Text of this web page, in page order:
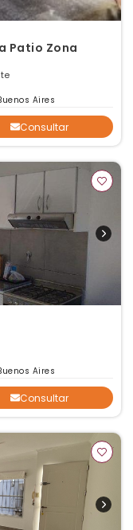
Patio Zona
Aires
Consultar
Aires
Consultar